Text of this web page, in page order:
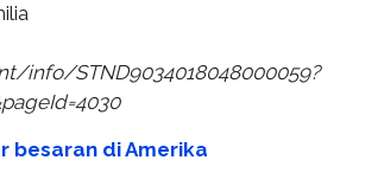
info/STND9034018048000059?
besaran di Amerika